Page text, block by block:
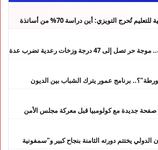
النقابة الوطنية للتعليم تُحرج التويزي: أين دراسة 70% من أساتذة
نشرة إنذارية.. موجة حر تصل إلى 47 درجة وزخات رعدية تضرب عدة
برنامج عمور يترك الشباب بين الديون
صفحة جديدة مع كولومبيا قبل معركة مجلس الأمن
الدولي يختتم دورته الثامنة بنجاح كبير و"سمفونية